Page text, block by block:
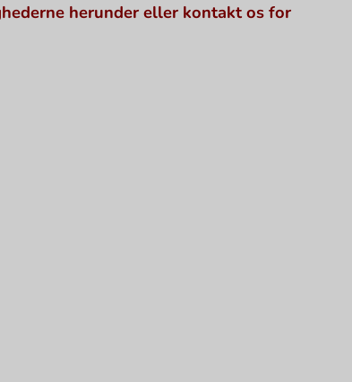
herunder eller kontakt os for